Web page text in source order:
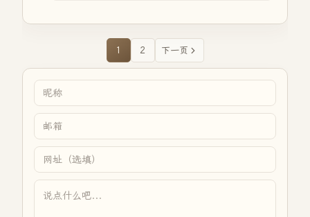
1 2 下一页